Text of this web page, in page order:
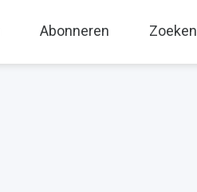
Abonneren Zoeken